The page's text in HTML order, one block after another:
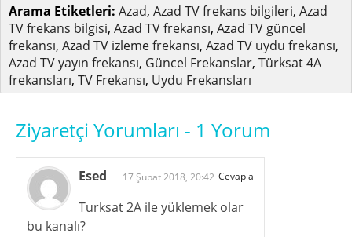
Arama Etiketleri: Azad, Azad TV frekans bilgileri, Azad
TV frekans bilgisi, Azad TV frekansı, Azad TV güncel
frekansı, Azad TV izleme frekansı, Azad TV uydu frekansı,
Azad TV yayın frekansı, Güncel Frekanslar, Türksat 4A
frekansları, TV Frekansı, Uydu Frekansları
Ziyaretçi Yorumları - 1 Yorum
Esed 17 Şubat 2018, 20:42
Turksat 2A ile yüklemek olar
bu kanalı?
Cevapla